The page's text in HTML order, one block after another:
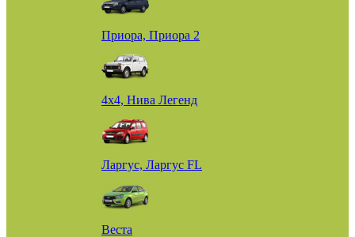
Приора, Приора 2
4х4, Нива Легенд
Ларгус, Ларгус FL
Веста